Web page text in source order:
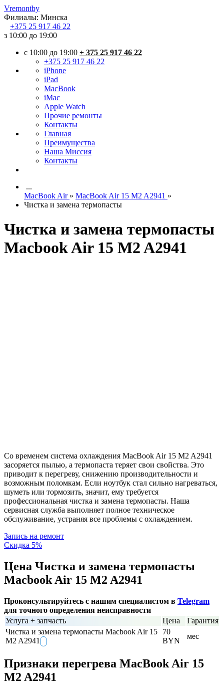
Vremontby
Филиалы: Минска
+375 25 917 46 22
з 10:00 до 19:00
c 10:00 до 19:00 + 375 25 917 46 22
+375 25 917 46 22
iPhone
iPad
MacBook
iMac
Apple Watch
Прочие ремонты
Контакты
Главная
Преимущества
Наша Миссия
Контакты
...
MacBook Air » MacBook Air 15 M2 A2941 »
Чистка и замена термопасты
Чистка и замена термопасты
Macbook Air 15 M2 A2941
Со временем система охлаждения MacBook Air 15 M2 A2941
засоряется пылью, а термопаста теряет свои свойства. Это
приводит к перегреву, снижению производительности и
возможным поломкам. Если ноутбук стал сильно нагреваться,
шуметь или тормозить, значит, ему требуется
профессиональная чистка и замена термопасты. Наша
сервисная служба выполняет полное техническое
обслуживание, устраняя все проблемы с охлаждением.
Запись на ремонт
Скидка 5%
Цена Чистка и замена термопасты
Macbook Air 15 M2 A2941
Проконсультируйтесь с нашим специалистом в Telegram
для точного определения неисправности
Услуга + запчасть
Цена
Гарантия
Чистка и замена термопасты Macbook Air 15
M2 A2941
70
BYN
мес
Признаки перегрева MacBook Air 15
M2 A2941